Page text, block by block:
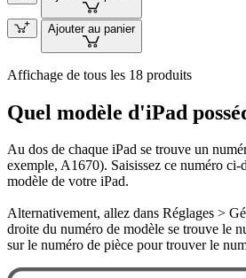
Ajouter au panier
Affichage de tous les 18 produits
Quel modèle d'iPad
Au dos de chaque iPad se trouve un
exemple, A1670). Saisissez ce numéro ci-
modèle de votre iPad.
Alternativement, allez dans Réglages >
droite du numéro de modèle se trouve le
sur le numéro de pièce pour trouver le